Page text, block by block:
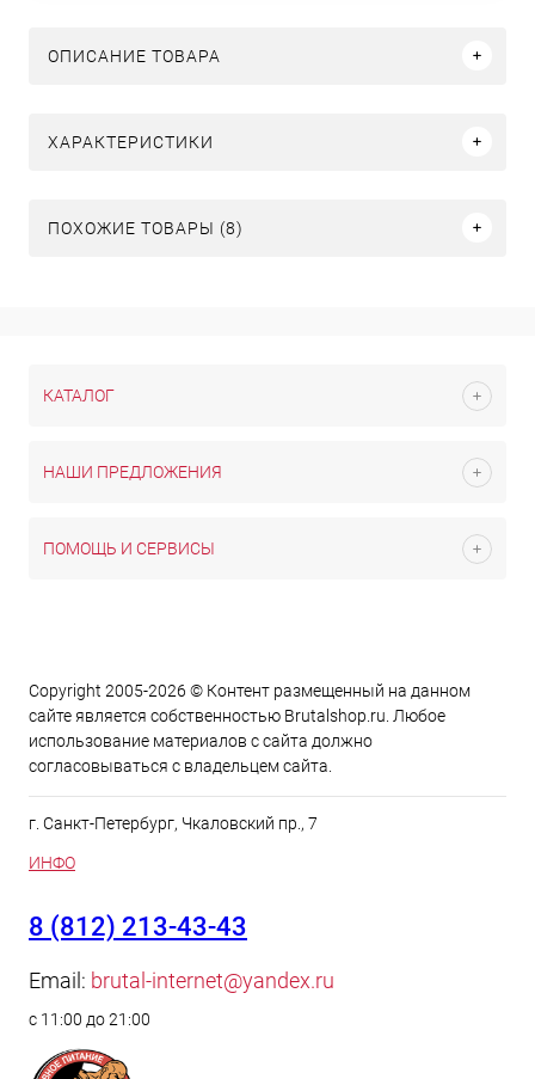
ОПИСАНИЕ ТОВАРА
ХАРАКТЕРИСТИКИ
ПОХОЖИЕ ТОВАРЫ (8)
КАТАЛОГ
НАШИ ПРЕДЛОЖЕНИЯ
ПОМОЩЬ И СЕРВИСЫ
Copyright 2005-2026 © Контент размещенный на данном
сайте является cобственностью Brutalshop.ru. Любое
использование материалов с сайта должно
согласовываться с владельцем сайта.
г. Санкт-Петербург, Чкаловский пр., 7
ИНФО
8 (812) 213-43-43
Email: brutal-internet@yandex.ru
с 11:00 до 21:00